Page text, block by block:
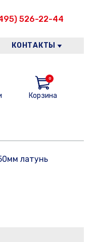
526-22-44
КОНТАКТЫ
Корзина
0
латунь